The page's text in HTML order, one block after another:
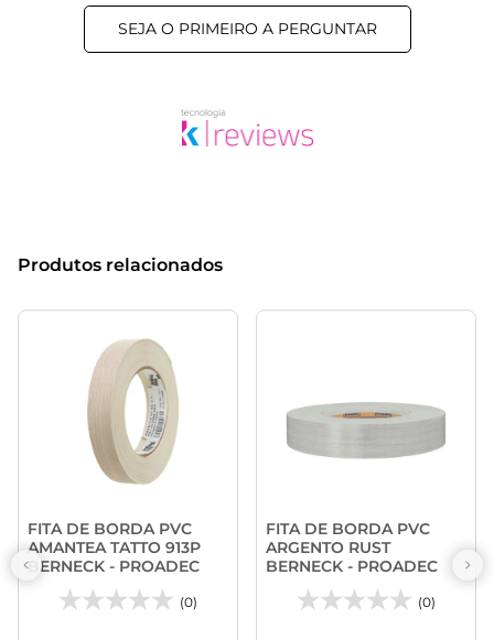
SEJA O PRIMEIRO A PERGUNTAR
Produtos relacionados
FITA DE BORDA PVC
AMANTEA TATTO 913P
BERNECK - PROADEC
(0)
FITA DE BORDA PVC
ARGENTO RUST
BERNECK - PROADEC
(0)